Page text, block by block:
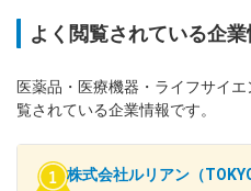
よく閲覧されている企業
医薬品・医療機器・ライフサイ
覧されている企業情報です。
株式会社ルリアン（